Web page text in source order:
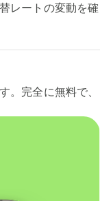
レートの変動を確
。完全に無料で、